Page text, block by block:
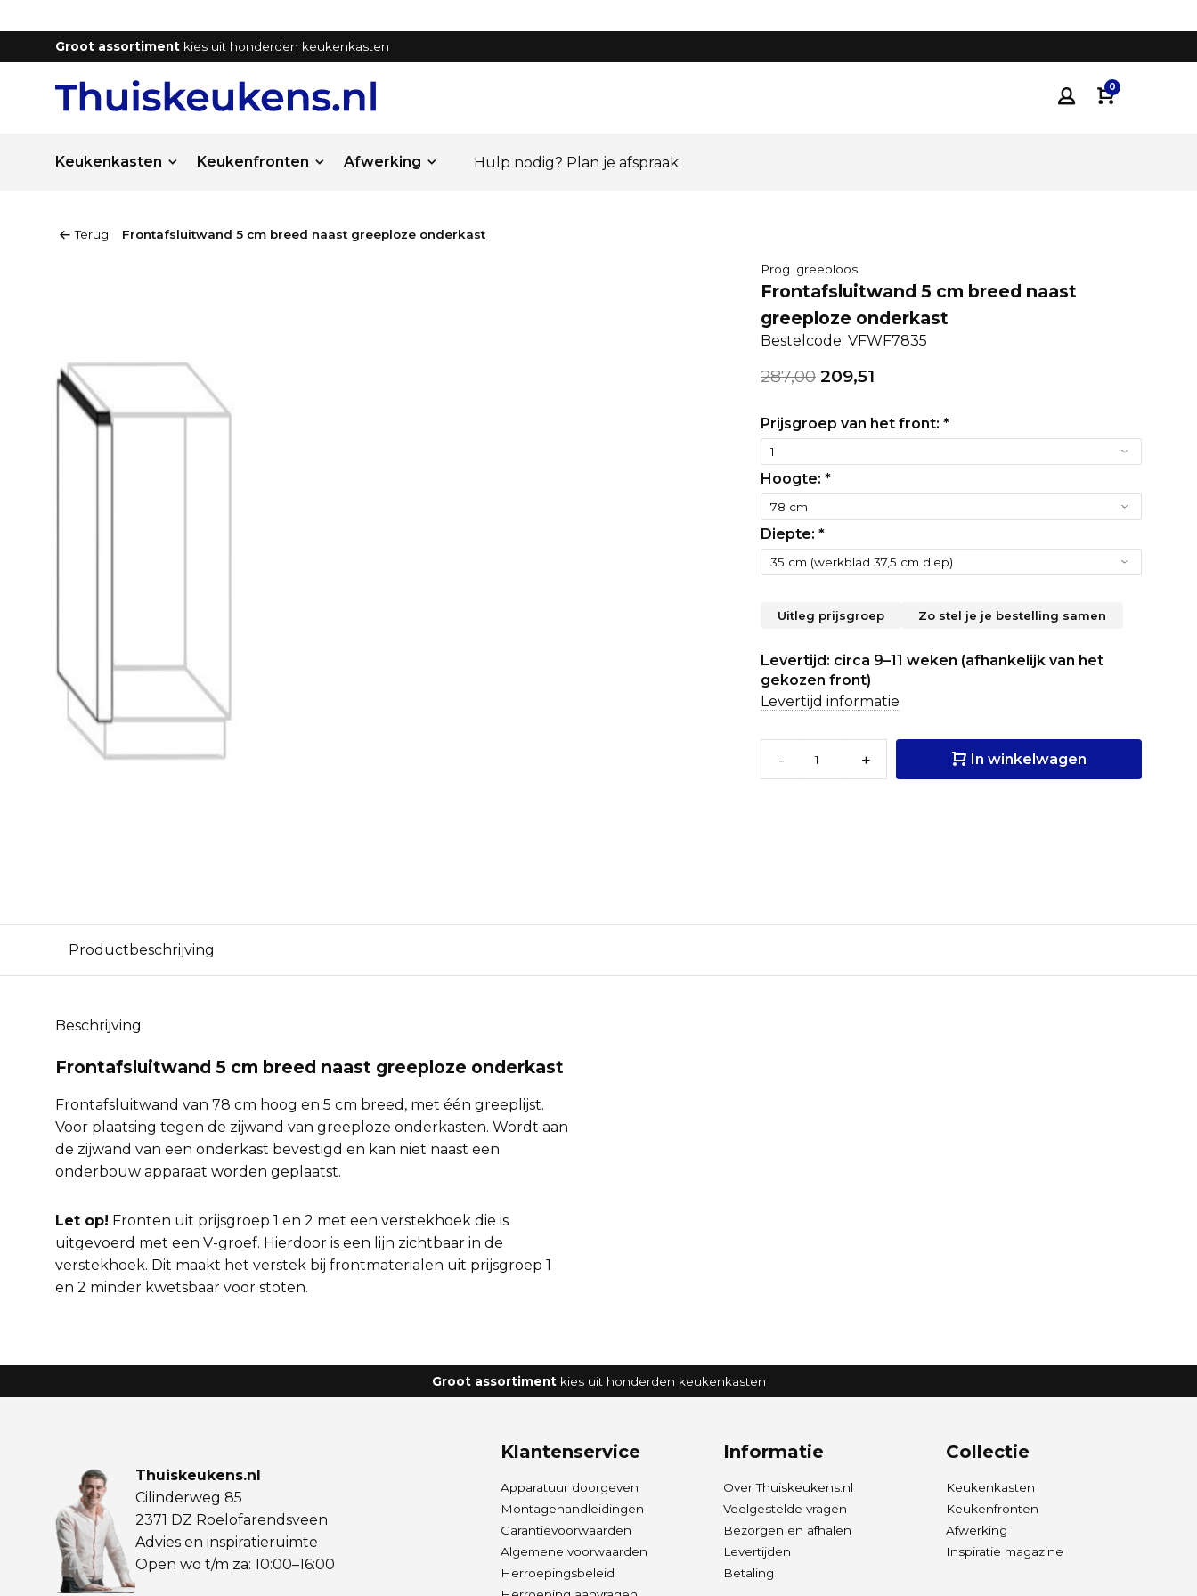
Groot assortiment kies uit honderden keukenkasten
0
Keukenkasten Keukenfronten Afwerking Hulp nodig? Plan je afspraak
Terug Frontafsluitwand 5 cm breed naast greeploze onderkast
Prog. greeploos
Frontafsluitwand 5 cm breed naast
greeploze onderkast
Bestelcode: VFWF7835
287,00 209,51
Prijsgroep van het front: *
Hoogte: *
Diepte: *
Uitleg prijsgroep Zo stel je je bestelling samen
Levertijd: circa 9–11 weken (afhankelijk van het
gekozen front)
Levertijd informatie
- + In winkelwagen
Productbeschrijving
Beschrijving
Frontafsluitwand 5 cm breed naast greeploze onderkast
Frontafsluitwand van 78 cm hoog en 5 cm breed, met één greeplijst.
Voor plaatsing tegen de zijwand van greeploze onderkasten. Wordt aan
de zijwand van een onderkast bevestigd en kan niet naast een
onderbouw apparaat worden geplaatst.
Let op! Fronten uit prijsgroep 1 en 2 met een verstekhoek die is
uitgevoerd met een V-groef. Hierdoor is een lijn zichtbaar in de
verstekhoek. Dit maakt het verstek bij frontmaterialen uit prijsgroep 1
en 2 minder kwetsbaar voor stoten.
Groot assortiment kies uit honderden keukenkasten
Thuiskeukens.nl
Cilinderweg 85
2371 DZ Roelofarendsveen
Advies en inspiratieruimte
Open wo t/m za: 10:00–16:00
Klantenservice
Apparatuur doorgeven
Montagehandleidingen
Garantievoorwaarden
Algemene voorwaarden
Herroepingsbeleid
Informatie
Over Thuiskeukens.nl
Veelgestelde vragen
Bezorgen en afhalen
Levertijden
Betaling
Collectie
Keukenkasten
Keukenfronten
Afwerking
Inspiratie magazine